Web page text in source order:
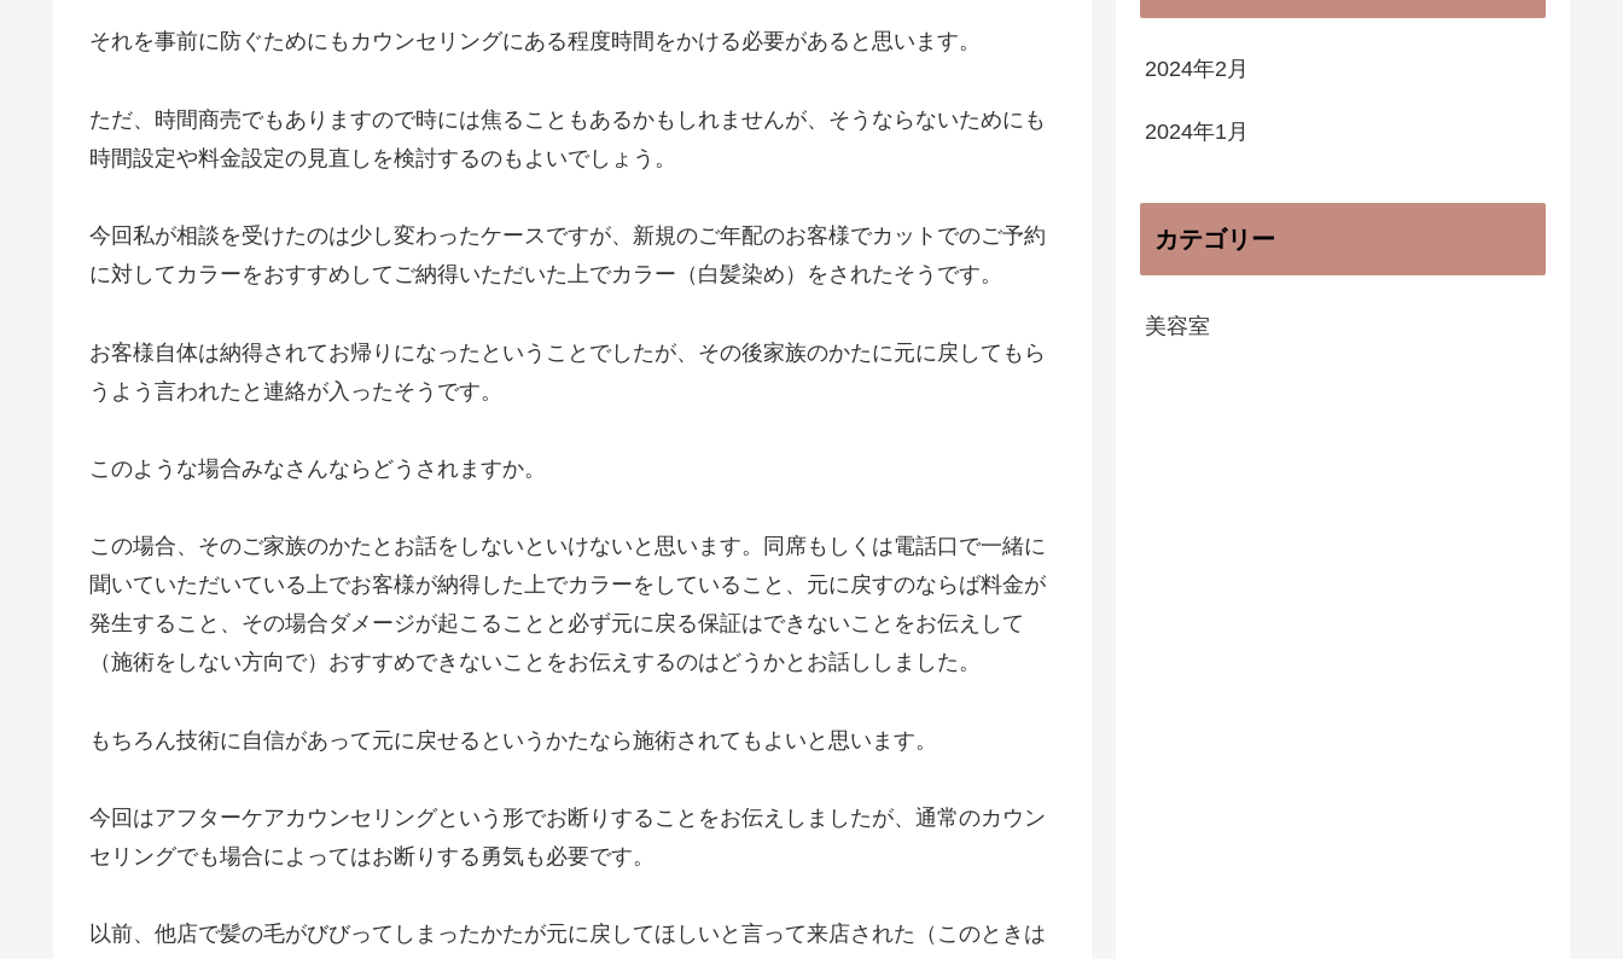
それを事前に防ぐためにもカウンセリングにある程度時間をかける必要があると思います。
ただ、時間商売でもありますので時には焦ることもあるかもしれませんが、そうならないためにも
時間設定や料金設定の見直しを検討するのもよいでしょう。
今回私が相談を受けたのは少し変わったケースですが、新規のご年配のお客様でカットでのご予約
に対してカラーをおすすめしてご納得いただいた上でカラー（白髪染め）をされたそうです。
お客様自体は納得されてお帰りになったということでしたが、その後家族のかたに元に戻してもら
うよう言われたと連絡が入ったそうです。
このような場合みなさんならどうされますか。
この場合、そのご家族のかたとお話をしないといけないと思います。同席もしくは電話口で一緒に
聞いていただいている上でお客様が納得した上でカラーをしていること、元に戻すのならば料金が
発生すること、その場合ダメージが起こることと必ず元に戻る保証はできないことをお伝えして
（施術をしない方向で）おすすめできないことをお伝えするのはどうかとお話ししました。
もちろん技術に自信があって元に戻せるというかたなら施術されてもよいと思います。
今回はアフターケアカウンセリングという形でお断りすることをお伝えしましたが、通常のカウン
セリングでも場合によってはお断りする勇気も必要です。
以前、他店で髪の毛がびびってしまったかたが元に戻してほしいと言って来店された（このときは
2024年2月
2024年1月
カテゴリー
美容室